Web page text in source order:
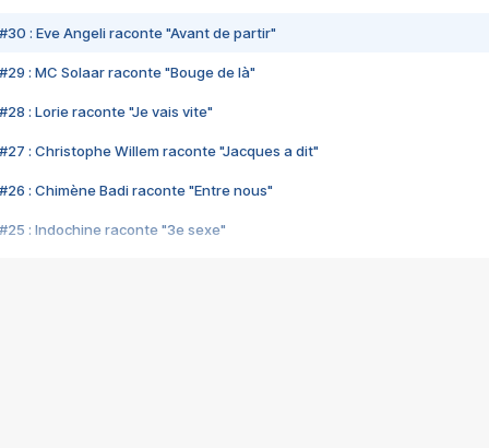
#30 : Eve Angeli raconte "Avant de partir"
#29 : MC Solaar raconte "Bouge de là"
#28 : Lorie raconte "Je vais vite"
#27 : Christophe Willem raconte "Jacques a dit"
#26 : Chimène Badi raconte "Entre nous"
#25 : Indochine raconte "3e sexe"